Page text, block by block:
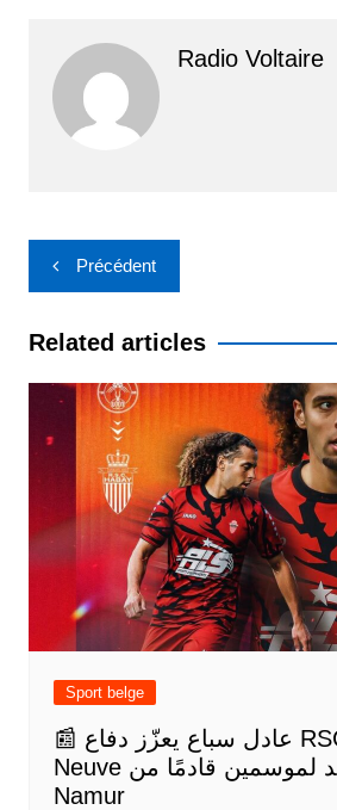
Radio Voltaire
Navigation
de
l’article
Précédent
Related articles
Sport belge
📰 عادل سباع يعزّز دفاع RSC Habay-La-
Neuve بعقد يمتد لموسمين قادمًا من UR
Namur